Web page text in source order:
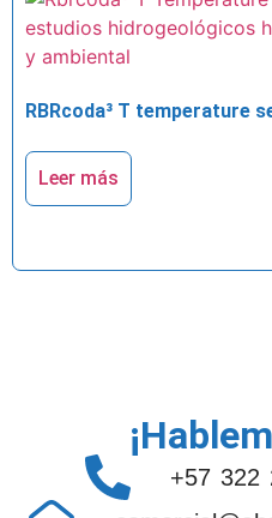
RBRcoda³ T temperature
Leer más
+57 322